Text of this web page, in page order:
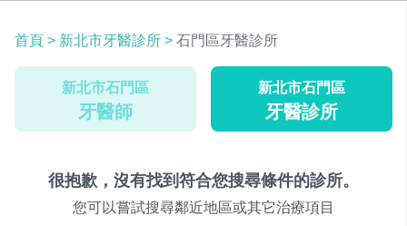
首頁 > 新北市牙醫診所 > 石門區牙醫診所
新北市石門區
牙醫師
新北市石門區
牙醫診所
很抱歉，沒有找到符合您搜尋條件的診所。
您可以嘗試搜尋鄰近地區或其它治療項目